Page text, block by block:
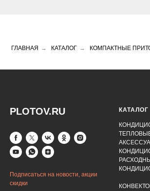
ГЛАВНАЯ → КАТАЛОГ → КОМПАКТНЫЕ
PLOTOV.RU
Подписаться на новости, акции
скидки
КАТАЛОГ